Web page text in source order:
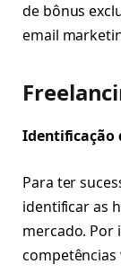
de bônus
email
Identificação
Para ter
identificar as
mercado. Por
competências